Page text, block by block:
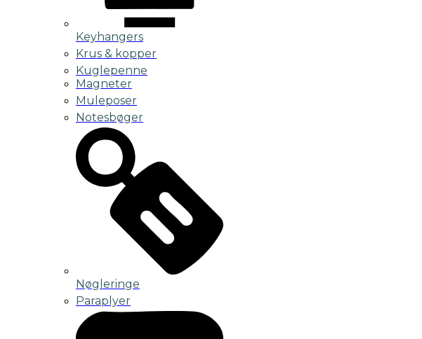
Keyhangers
Krus & kopper
Kuglepenne
Magneter
Muleposer
Notesbøger
Nøgleringe
Paraplyer